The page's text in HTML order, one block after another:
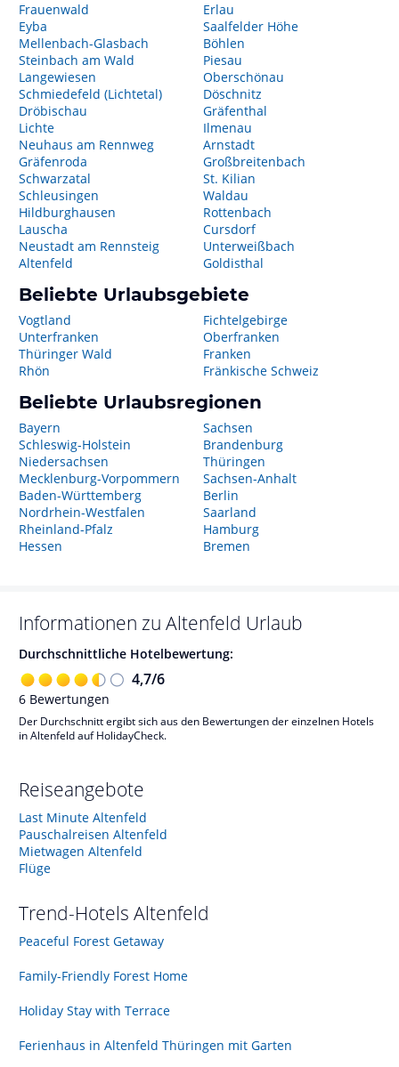
Frauenwald
Eyba
Mellenbach-Glasbach
Steinbach am Wald
Langewiesen
Schmiedefeld (Lichtetal)
Dröbischau
Lichte
Neuhaus am Rennweg
Gräfenroda
Schwarzatal
Schleusingen
Hildburghausen
Lauscha
Neustadt am Rennsteig
Altenfeld
Erlau
Saalfelder Höhe
Böhlen
Piesau
Oberschönau
Döschnitz
Gräfenthal
Ilmenau
Arnstadt
Großbreitenbach
St. Kilian
Waldau
Rottenbach
Cursdorf
Unterweißbach
Goldisthal
Beliebte Urlaubsgebiete
Vogtland
Unterfranken
Thüringer Wald
Rhön
Fichtelgebirge
Oberfranken
Franken
Fränkische Schweiz
Beliebte Urlaubsregionen
Bayern
Schleswig-Holstein
Niedersachsen
Mecklenburg-Vorpommern
Baden-Württemberg
Nordrhein-Westfalen
Rheinland-Pfalz
Hessen
Sachsen
Brandenburg
Thüringen
Sachsen-Anhalt
Berlin
Saarland
Hamburg
Bremen
Informationen zu Altenfeld Urlaub
Durchschnittliche Hotelbewertung:
4,7/6
6 Bewertungen
Der Durchschnitt ergibt sich aus den Bewertungen der einzelnen Hotels
in Altenfeld auf HolidayCheck.
Reiseangebote
Last Minute Altenfeld
Pauschalreisen Altenfeld
Mietwagen Altenfeld
Flüge
Trend-Hotels Altenfeld
Peaceful Forest Getaway
Family-Friendly Forest Home
Holiday Stay with Terrace
Ferienhaus in Altenfeld Thüringen mit Garten